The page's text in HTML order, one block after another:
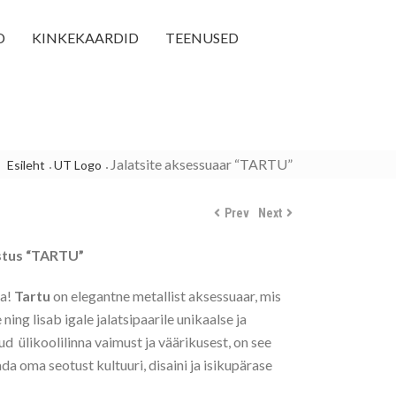
KINKEKAARDID TEENUSED
Esileht UT Logo Jalatsite aksessuaar “TARTU”
Prev Next
“TARTU”
Tartu on elegantne metallist aksessuaar, mis
lisab igale jalatsipaarile unikaalse ja
ülikoolilinna vaimust ja väärikusest, on see
oma seotust kultuuri, disaini ja isikupärase